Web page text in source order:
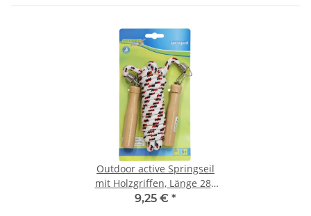
Outdoor active Springseil
mit Holzgriffen, Länge 280
cm
9,25 € *